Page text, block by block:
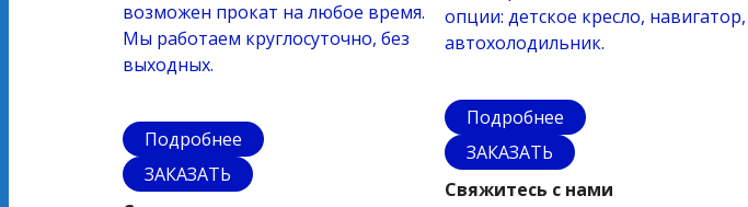
возможен прокат на любое время.
Мы работаем круглосуточно, без
выходных.
Подробнее
ЗАКАЗАТЬ
опции: детское кресло, навигатор,
автохолодильник.
Подробнее
ЗАКАЗАТЬ
Свяжитесь с нами